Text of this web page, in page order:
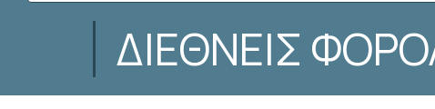
ΔΙΕΘΝΕΙΣ